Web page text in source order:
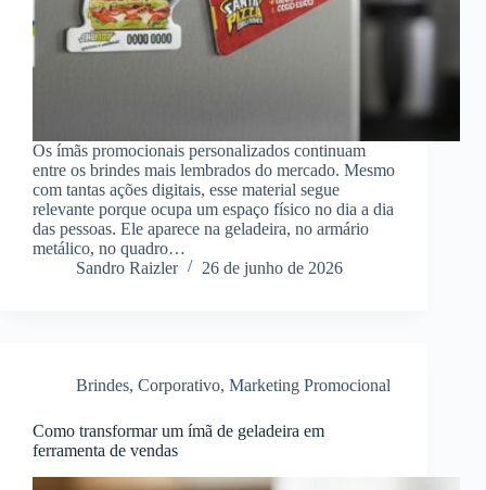
Os ímãs promocionais personalizados continuam
entre os brindes mais lembrados do mercado. Mesmo
com tantas ações digitais, esse material segue
relevante porque ocupa um espaço físico no dia a dia
das pessoas. Ele aparece na geladeira, no armário
metálico, no quadro…
Sandro Raizler
26 de junho de 2026
Brindes, Corporativo, Marketing Promocional
Como transformar um ímã de geladeira em
ferramenta de vendas